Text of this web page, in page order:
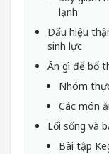
lạnh
Dấu hiệu
sinh lực
Ăn gì để bổ
Nhóm
Các món
Lối sống và
Bài tập